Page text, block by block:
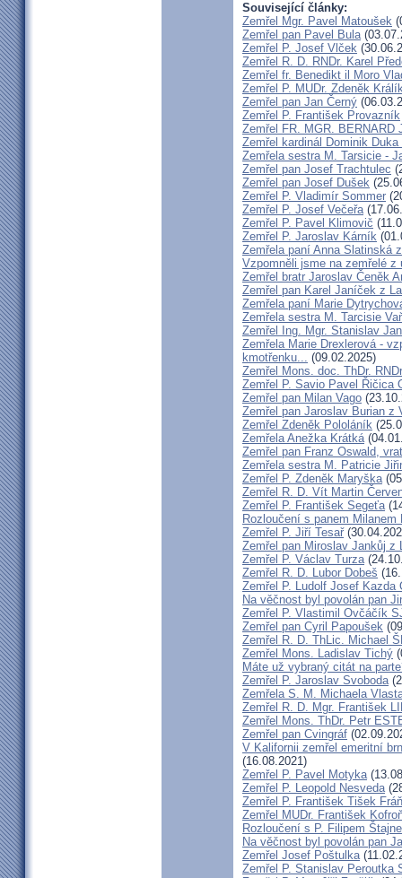
Související články:
Zemřel Mgr. Pavel Matoušek
Zemřel pan Pavel Bula
Zemřel P. Josef Vlček
Zemřel R. D. RNDr. Karel
Zemřel fr. Benedikt il Moro
Zemřel P. MUDr. Zdeněk
Zemřel pan Jan Černý
Zemřel P. František Provazník
Zemřel FR. MGR. BERNARD
Zemřel kardinál Dominik Duka
Zemřela sestra M. Tarsicie -
Zemřel pan Josef Trachtulec
Zemřel pan Josef Dušek
Zemřel P. Vladimír Sommer
Zemřel P. Josef Večeřa
Zemřel P. Pavel Klimovič
Zemřel P. Jaroslav Kárník
Zemřela paní Anna Slatinská
Vzpomněli jsme na zemřelé
Zemřel bratr Jaroslav Čeněk
Zemřel pan Karel Janíček z
Zemřela paní Marie
Zemřela sestra M. Tarcisie
Zemřel Ing. Mgr. Stanislav
Zemřela Marie Drexlerová -
kmotřenku... (09.02.2025)
Zemřel Mons. doc. ThDr.
Zemřel P. Savio Pavel Řičica
Zemřel pan Milan Vago
Zemřel pan Jaroslav Burian z
Zemřel Zdeněk Pololáník
Zemřela Anežka Krátká
Zemřel pan Franz Oswald,
Zemřela sestra M. Patricie
Zemřel P. Zdeněk Maryška
Zemřel R. D. Vít Martin
Zemřel P. František Segeťa
Rozloučení s panem Milanem
Zemřel P. Jiří Tesař
Zemřel pan Miroslav Jankůj z
Zemřel P. Václav Turza
Zemřel R. D. Lubor Dobeš
Zemřel P. Ludolf Josef Kazda
Na věčnost byl povolán pan
Zemřel P. Vlastimil Ovčáčík
Zemřel pan Cyril Papoušek
Zemřel R. D. ThLic. Michael
Zemřel Mons. Ladislav Tichý
Máte už vybraný citát na
Zemřel P. Jaroslav Svoboda
Zemřela S. M. Michaela
Zemřel R. D. Mgr. František
Zemřel Mons. ThDr. Petr
Zemřel pan Cvingráf
V Kalifornii zemřel emeritní
(16.08.2021)
Zemřel P. Pavel Motyka
Zemřel P. Leopold Nesveda
Zemřel P. František Tišek
Zemřel MUDr. František
Rozloučení s P. Filipem
Na věčnost byl povolán pan
Zemřel Josef Poštulka
Zemřel P. Stanislav Peroutka